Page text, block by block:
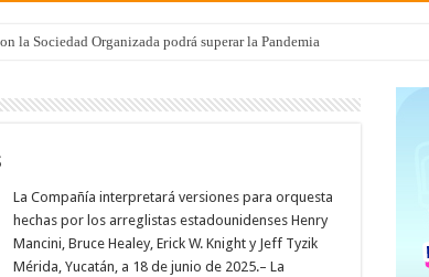
la Sociedad Organizada podrá superar la Pandemia
La Compañía interpretará versiones para orquesta
hechas por los arreglistas estadounidenses Henry
Mancini, Bruce Healey, Erick W. Knight y Jeff Tyzik
Mérida, Yucatán, a 18 de junio de 2025.– La